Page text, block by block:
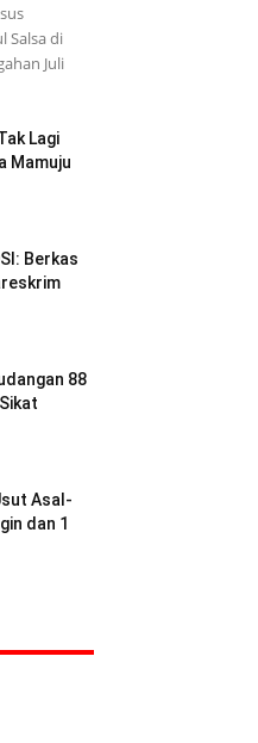
Salsa di
Juli
Lagi
Mamuju
Berkas
88
Asal-
dan 1